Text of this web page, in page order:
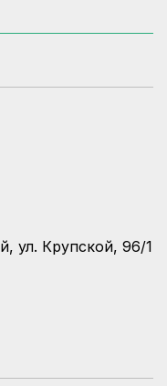
ул. Крупской, 96/1